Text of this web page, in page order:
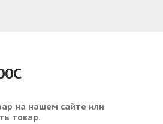
на нашем сайте или
товар.